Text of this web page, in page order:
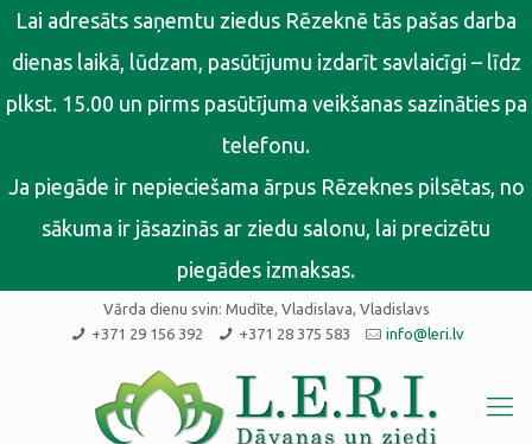
Lai adresāts saņemtu ziedus Rēzeknē tās pašas darba
dienas laikā, lūdzam, pasūtījumu izdarīt savlaicīgi – līdz
plkst. 15.00 un pirms pasūtījuma veikšanas sazināties pa
telefonu.
Ja piegāde ir nepieciešama ārpus Rēzeknes pilsētas, no
sākuma ir jāsazinās ar ziedu salonu, lai precizētu
piegādes izmaksas.
Vārda dienu svin: Mudīte, Vladislava, Vladislavs
+371 29 156 392
+371 28 375 583 info@leri.lv